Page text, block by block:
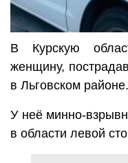
В Курскую
женщину,
в Льговском районе.
У неё минно-
в области левой